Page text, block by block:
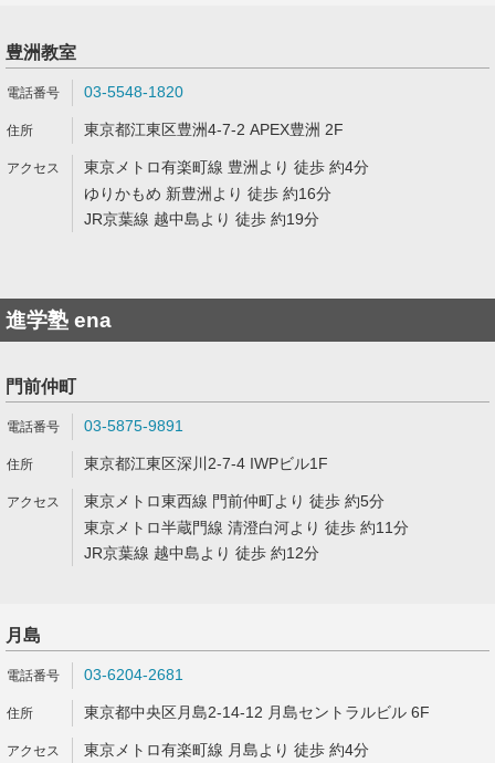
豊洲教室
03-5548-1820
東京都江東区豊洲4-7-2 APEX豊洲 2F
東京メトロ有楽町線 豊洲より 徒歩 約4分
ゆりかもめ 新豊洲より 徒歩 約16分
JR京葉線 越中島より 徒歩 約19分
進学塾 ena
門前仲町
03-5875-9891
東京都江東区深川2-7-4 IWPビル1F
東京メトロ東西線 門前仲町より 徒歩 約5分
東京メトロ半蔵門線 清澄白河より 徒歩 約11分
JR京葉線 越中島より 徒歩 約12分
月島
03-6204-2681
東京都中央区月島2-14-12 月島セントラルビル 6F
東京メトロ有楽町線 月島より 徒歩 約4分